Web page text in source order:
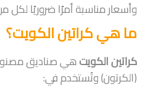
وأسعار مناسبة أمرًا ضروريًا لكل
ما هي كراتين الكويت؟
كراتين الكويتهي صناديق
(الكرتون) وتُستخدم في: